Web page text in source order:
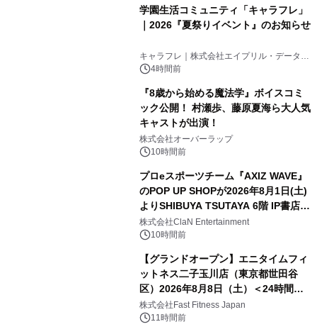
学園生活コミュニティ「キャラフレ」
｜2026『夏祭りイベント』のお知らせ
キャラフレ｜株式会社エイプリル・データ・
デザインズ
4時間前
『8歳から始める魔法学』ボイスコミ
ック公開！ 村瀬歩、藤原夏海ら大人気
キャストが出演！
株式会社オーバーラップ
10時間前
プロeスポーツチーム『AXIZ WAVE』
のPOP UP SHOPが2026年8月1日(土)
よりSHIBUYA TSUTAYA 6階 IP書店で
開催決定！！
株式会社ClaN Entertainment
10時間前
【グランドオープン】エニタイムフィ
ットネス二子玉川店（東京都世田谷
区）2026年8月8日（土）＜24時間年
中無休のフィットネスジム＞
株式会社Fast Fitness Japan
11時間前